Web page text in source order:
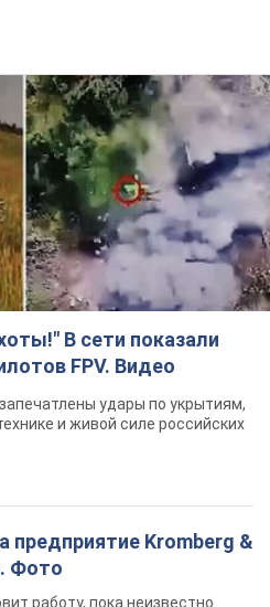
В сети показали
FPV. Видео
удары по укрытиям,
и живой силе российских
Фото
работу, пока неизвестно
закроют 80-метровым
власти
строительство
верующего"
по отмене строительства